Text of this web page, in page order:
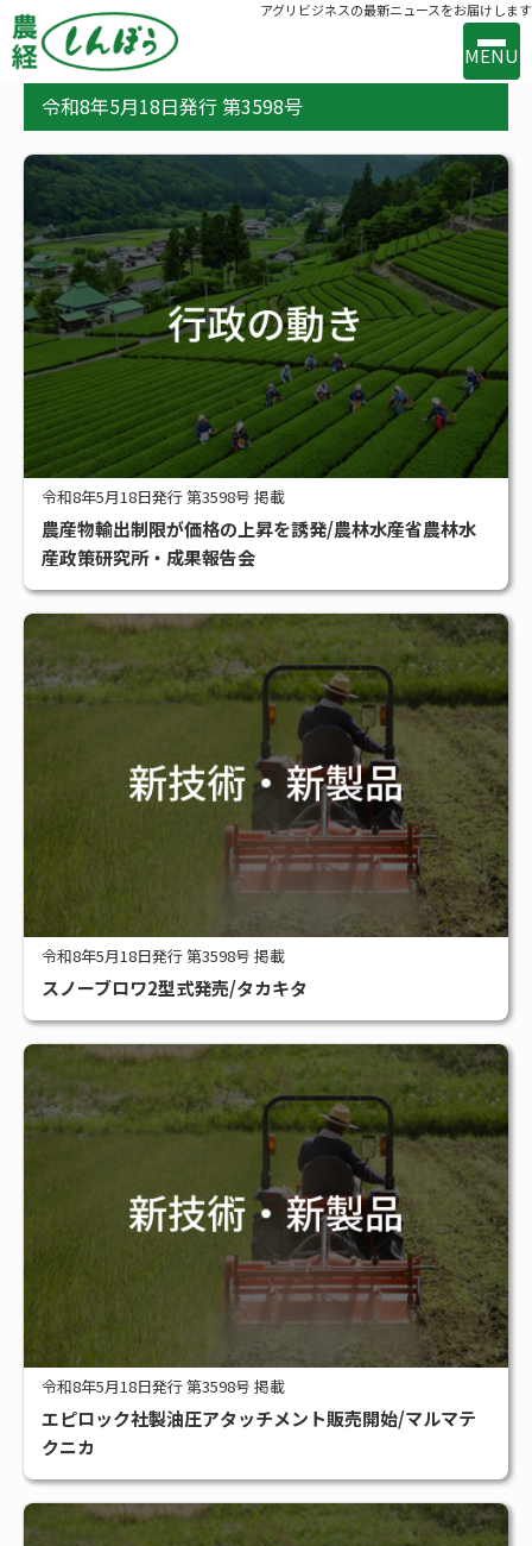
アグリビジネスの最新ニュースをお届けします
MENU
事業案内 出版案内 お問い合わせ
バックナンバー 購読のお申込み
新着 新技術・新製品 行政の動き メーカー・流通の動き
#アグリビジネス #サステナブル #スマート農業
#補助金
令和8年5月18日発行 第3598号
令和8年5月18日発行 第3598号 掲載
農産物輸出制限が価格の上昇を誘発/農林水産省農林水
産政策研究所・成果報告会
令和8年5月18日発行 第3598号 掲載
スノーブロワ2型式発売/タカキタ
令和8年5月18日発行 第3598号 掲載
エピロック社製油圧アタッチメント販売開始/マルマテ
クニカ